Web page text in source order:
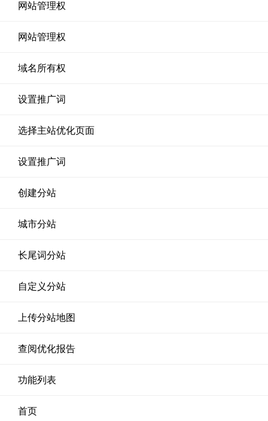
网站管理权
网站管理权
域名所有权
设置推广词
选择主站优化页面
设置推广词
创建分站
城市分站
长尾词分站
自定义分站
上传分站地图
查阅优化报告
功能列表
首页